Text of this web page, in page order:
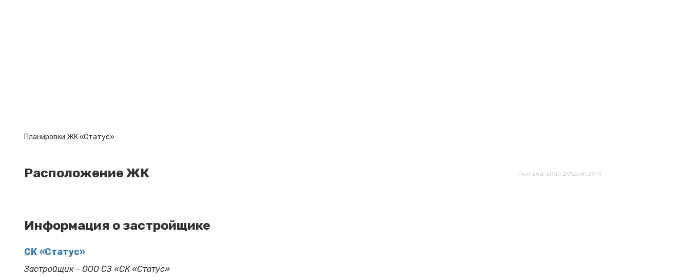
Планировки ЖК «Статус»
Расположение ЖК
Информация о застройщике
СК «Статус»
Застройщик – ООО СЗ «СК «Статус»
Реклама. ERID: 2VtzqwtUVfV